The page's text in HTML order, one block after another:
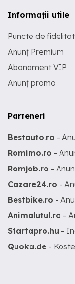
Informații utile
Puncte de
Anunț Premium
Abonament VIP
Anunț promo
Parteneri
Bestauto.ro -
Romimo.ro -
Romjob.ro -
Cazare24.ro -
Bestbike.ro -
Animalutul.ro -
Startapro.hu -
Quoka.de -